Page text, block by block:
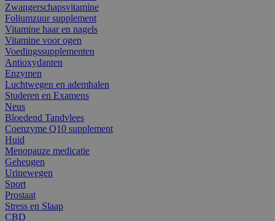
Zwangerschapsvitamine
Foliumzuur supplement
Vitamine haar en nagels
Vitamine voor ogen
Voedingssupplementen
Antioxydanten
Enzymen
Luchtwegen en ademhalen
Studeren en Examens
Neus
Bloedend Tandvlees
Coenzyme Q10 supplement
Huid
Menopauze medicatie
Geheugen
Urinewegen
Sport
Prostaat
Stress en Slaap
CBD